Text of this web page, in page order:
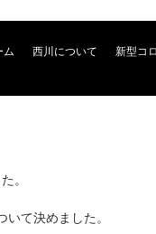
ム 西川について 新型コ
。
て決めました。